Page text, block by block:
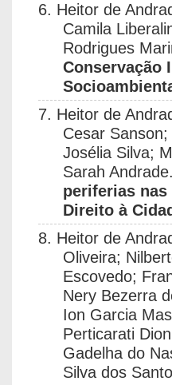
6. Heitor de
Camila
Rodrigues
Conservação
7. Heitor de
Cesar
Josélia Silva;
Sarah
periferias nas
Direito à
8. Heitor de
Oliveira;
Escovedo;
Nery Bezerra
Ion Garcia
Perticarati
Gadelha do
Silva dos